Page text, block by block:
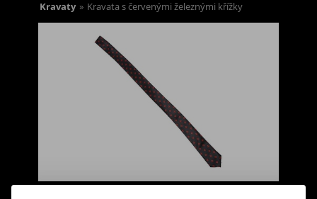
Kravaty » Kravata s červenými železnými křížky